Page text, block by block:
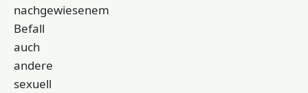
nachgewiesenem
Befall
auch
andere
sexuell